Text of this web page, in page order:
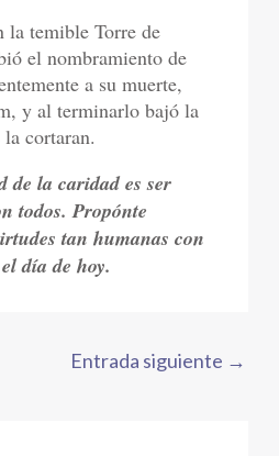
la temible Torre de
el nombramiento de
a su muerte,
y al terminarlo bajó la
la cortaran.
de la caridad es ser
todos. Propónte
tan humanas con
día de hoy.
Entrada siguiente →